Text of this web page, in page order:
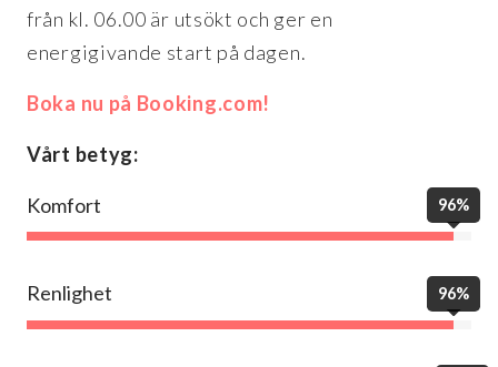
från kl. 06.00 är utsökt och ger en
energigivande start på dagen.
Boka nu på Booking.com!
Vårt betyg:
Komfort 96%
Renlighet 96%